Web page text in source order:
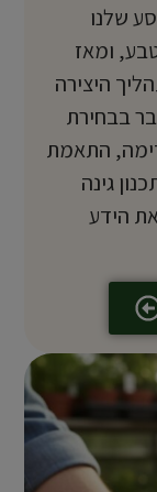
שלנו
ומאז
היצירה
בבחירת
התאמת
גינה
הידע